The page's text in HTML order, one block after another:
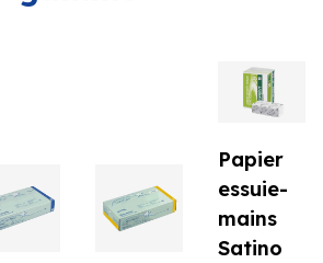
Papier
essuie-
mains
Satino